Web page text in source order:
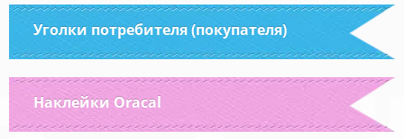
Уголки потребителя (покупателя)
Наклейки Oracal